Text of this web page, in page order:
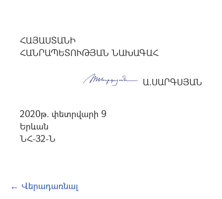
ՀԱՅԱՍՏԱՆԻ
ՀԱՆՐԱՊԵՏՈՒԹՅԱՆ ՆԱԽԱԳԱՀ
Ա.ՍԱՐԳՍՅԱՆ
2020թ. փետրվարի 9
Երևան
ՆՀ-32-Ն
← Վերադառնալ